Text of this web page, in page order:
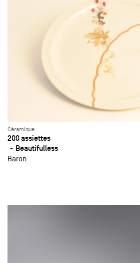
Céramique
200 assiettes
Beautifulless
Baron